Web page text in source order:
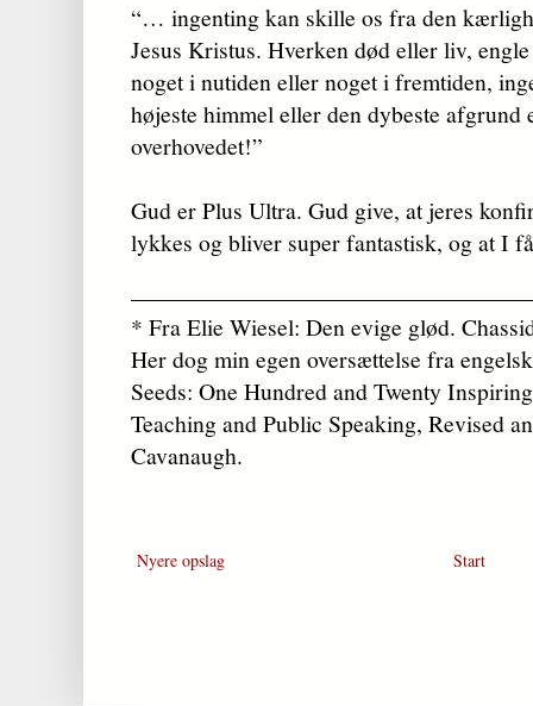
“… ingenting kan skille os fra den
Jesus Kristus. Hverken død eller liv,
noget i nutiden eller noget i fremtiden,
højeste himmel eller den dybeste afgrund
overhovedet!”
Gud er Plus Ultra. Gud give, at jeres
lykkes og bliver super fantastisk, og at I
* Fra Elie Wiesel: Den evige glød.
Her dog min egen oversættelse fra
Seeds: One Hundred and Twenty
Teaching and Public Speaking, Revised
Cavanaugh.
Nyere opslag Start